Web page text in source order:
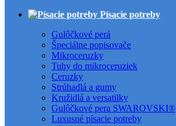
Písacie potreby
Gulôčkové perá
Špeciálne popisovače
Mikroceruzky
Tuhy do mikroceruziek
Ceruzky
Strúhadlá a gumy
Kružidlá a versatilky
Gulôčkové pera SWAROVSKI®
Luxusné písacie potreby